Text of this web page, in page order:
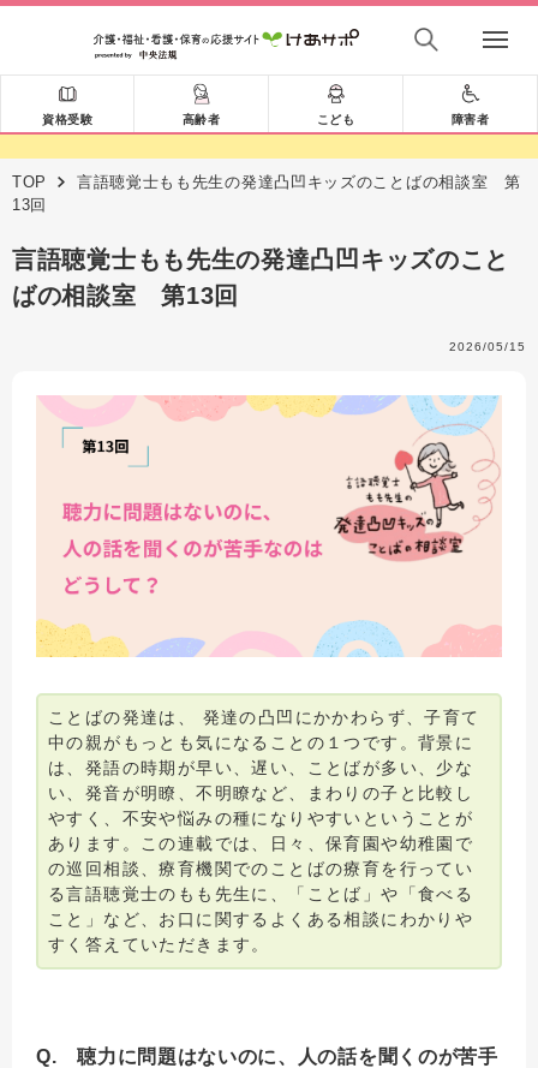
資格受験 高齢者 こども 障害者
TOP
言語聴覚士もも先生の発達凸凹キッズのことばの相談室 第
13回
言語聴覚士もも先生の発達凸凹キッズのこと
ばの相談室 第13回
2026/05/15
ことばの発達は、 発達の凸凹にかかわらず、子育て
中の親がもっとも気になることの１つです。背景に
は、発語の時期が早い、遅い、ことばが多い、少な
い、発音が明瞭、不明瞭など、まわりの子と比較し
やすく、不安や悩みの種になりやすいということが
あります。この連載では、日々、保育園や幼稚園で
の巡回相談、療育機関でのことばの療育を行ってい
る言語聴覚士のもも先生に、「ことば」や「食べる
こと」など、お口に関するよくある相談にわかりや
すく答えていただきます。
Q. 聴力に問題はないのに、人の話を聞くのが苦手